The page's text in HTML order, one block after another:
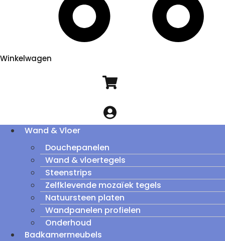
Winkelwagen
Wand & Vloer
Douchepanelen
Wand & vloertegels
Steenstrips
Zelfklevende mozaïek tegels
Natuursteen platen
Wandpanelen profielen
Onderhoud
Badkamermeubels